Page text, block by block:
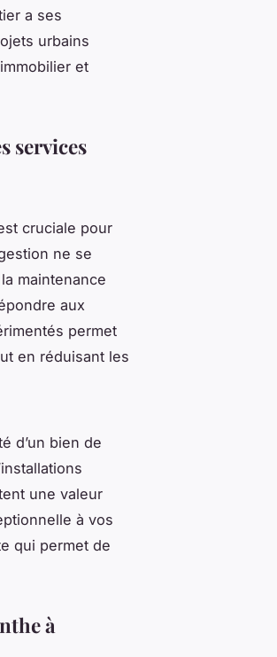
a ses
urbains
et
services
cruciale pour
ne se
maintenance
aux
permet
en réduisant les
d’un bien de
une valeur
à vos
qui permet de
à